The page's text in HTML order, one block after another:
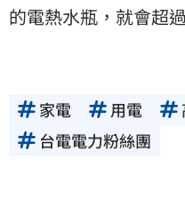
的電熱水瓶，就會超
家電 用電
台電電力粉絲團